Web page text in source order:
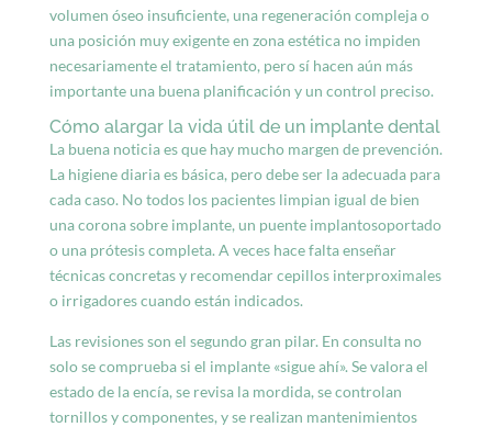
volumen óseo insuficiente, una regeneración compleja o
una posición muy exigente en zona estética no impiden
necesariamente el tratamiento, pero sí hacen aún más
importante una buena planificación y un control preciso.
Cómo alargar la vida útil de un implante dental
La buena noticia es que hay mucho margen de prevención.
La higiene diaria es básica, pero debe ser la adecuada para
cada caso. No todos los pacientes limpian igual de bien
una corona sobre implante, un puente implantosoportado
o una prótesis completa. A veces hace falta enseñar
técnicas concretas y recomendar cepillos interproximales
o irrigadores cuando están indicados.
Las revisiones son el segundo gran pilar. En consulta no
solo se comprueba si el implante «sigue ahí». Se valora el
estado de la encía, se revisa la mordida, se controlan
tornillos y componentes, y se realizan mantenimientos